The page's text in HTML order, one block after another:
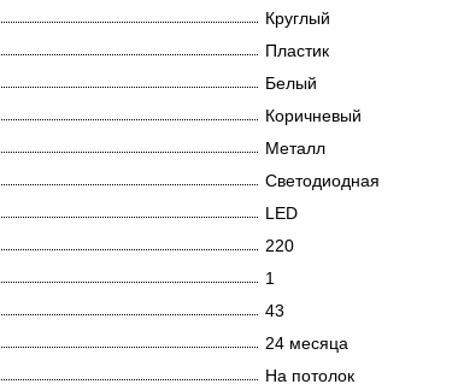
Круглый
Пластик
Белый
Коричневый
Металл
Светодиодная
LED
220
1
43
24 месяца
На потолок